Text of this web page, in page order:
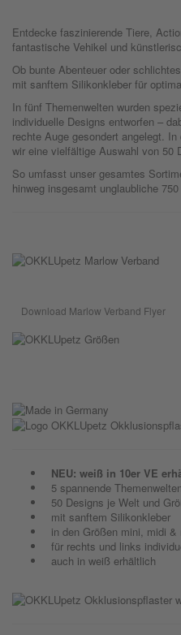
Entdecke faszinierende Tiere,
fantastische Vehikel und
Ob bunte Abenteuer oder
mit sanftem Silikonkleber für
In fünf Themenwelten wurden
individuelle Designs entworfen –
rechte Auge gesondert angelegt.
wir eine vielfältige Auswahl von 50
So umfasst unser gesamtes
hinweg insgesamt unglaubliche
Download Marlow Verband Flyer
NEU: weiß in 10er VE
5 spannende Themenwelten
50 Designs je Welt und
mit sanftem Silikonkleber
in den Größen mini, midi &
für rechts und links
auch in weiß erhältlich